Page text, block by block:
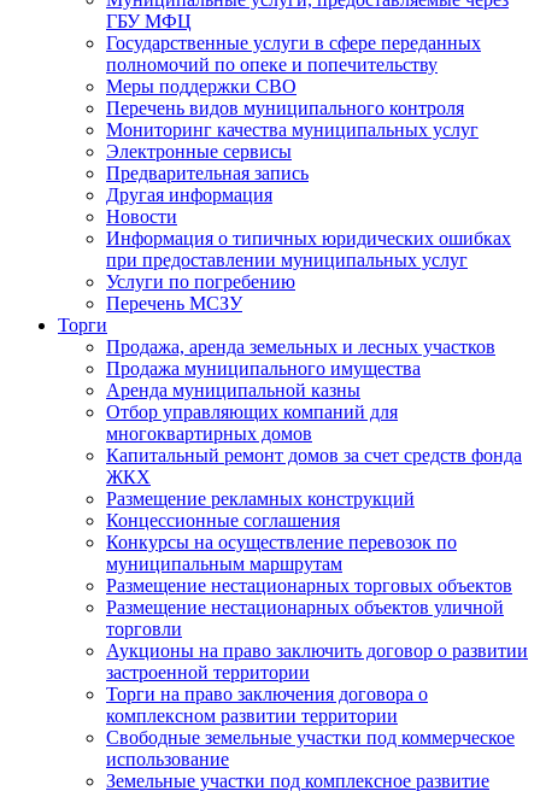
ГБУ МФЦ
Государственные услуги в сфере переданных
полномочий по опеке и попечительству
Меры поддержки СВО
Перечень видов муниципального контроля
Мониторинг качества муниципальных услуг
Электронные сервисы
Предварительная запись
Другая информация
Новости
Информация о типичных юридических ошибках
при предоставлении муниципальных услуг
Услуги по погребению
Перечень МСЗУ
Торги
Продажа, аренда земельных и лесных участков
Продажа муниципального имущества
Аренда муниципальной казны
Отбор управляющих компаний для
многоквартирных домов
Капитальный ремонт домов за счет средств фонда
ЖКХ
Размещение рекламных конструкций
Концессионные соглашения
Конкурсы на осуществление перевозок по
муниципальным маршрутам
Размещение нестационарных торговых объектов
Размещение нестационарных объектов уличной
торговли
Аукционы на право заключить договор о развитии
застроенной территории
Торги на право заключения договора о
комплексном развитии территории
Свободные земельные участки под коммерческое
использование
Земельные участки под комплексное развитие